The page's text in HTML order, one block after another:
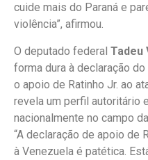
cuide mais do Paraná e
violência”, afirmou.
O deputado federal Tadeu
forma dura à declaração
o apoio de Ratinho Jr. ao
revela um perfil autoritário
nacionalmente no campo
“A declaração de apoio de
à Venezuela é patética.